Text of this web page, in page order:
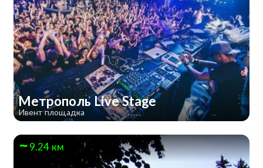
Метрополь Live Stage
Ивент площадка
9.24 км